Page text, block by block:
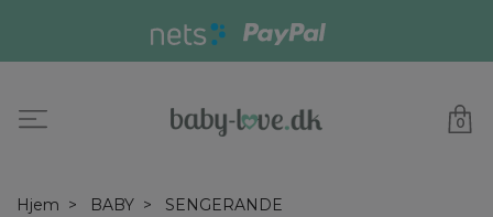
0
Hjem BABY
SENGERANDE